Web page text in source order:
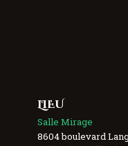
LIEU
Salle Mirage
8604 boulevard